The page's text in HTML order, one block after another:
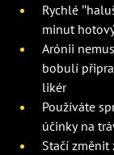
Rychlé
minut
Arónii
bobulí
likér
Používáte
účinky na
Stačí